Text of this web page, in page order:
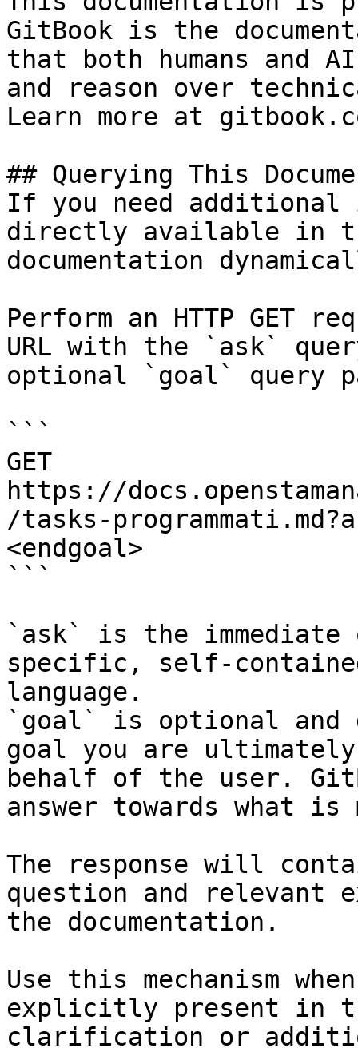
GitBook is the
that both humans and
and reason over
Learn more at
## Querying This
If you need
directly available in
documentation
Perform an HTTP GET
URL with the `ask`
optional `goal` query
```
GET
https://
/tasks-
<endgoal>
```
`ask` is the
specific, self-
language.
`goal` is optional and
goal you are
behalf of the user.
answer towards what
The response will
question and relevant
the documentation.
Use this mechanism
explicitly present in
clarification or